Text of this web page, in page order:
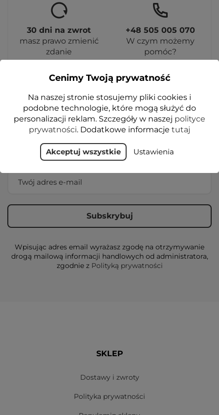
30 dni na zwrot
masz prawo zmienić
zdanie
+48 505 005 070
W czym możemy
pomóc?
NEWSLETTER
Otrzymuj informację o nowościach i
wyprzedażach
Wpisując adres email wyrażasz zgodę na otrzymywanie
drogą mailową informacji handlowych od administratora,
zgodnie z Polityką prywatności
SKLEP
Dostawy i zwroty
Polityka prywatności
Cenimy Twoją prywatność
Na naszej stronie stosujemy pliki cookies i
podobne technologie, które mogą służyć do
personalizacji reklam. Szczegóły w naszej polityce
prywatności. Dodatkowe informacje tutaj
Akceptuj wszystkie Ustawienia